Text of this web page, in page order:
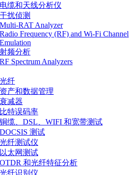
电缆和天线分析仪
干扰侦测
Multi-RAT Analyzer
Radio Frequency (RF) and Wi-Fi Channel
Emulation
射频分析
RF Spectrum Analyzers
光纤
资产和数据管理
衰减器
比特误码率
铜缆、DSL、WIFI 和宽带测试
DOCSIS 测试
光纤测试仪
以太网测试
OTDR 和光纤特征分析
光纤识别仪